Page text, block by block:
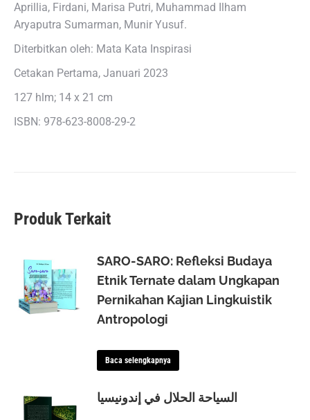
Aprillia, Firdani, Marisa Putri, Muhammad Ilham
Aryaputra Sumarman, Munir Yusuf.
Diterbitkan oleh: Mata Kata Inspirasi
Cetakan Pertama, Januari 2023
127 hlm; 14 x 21 cm
ISBN: 978-623-8008-29-2
Produk Terkait
SARO-SARO: Refleksi Budaya
Etnik Ternate dalam Ungkapan
Pernikahan Kajian Lingkuistik
Antropologi
Baca selengkapnya
السياحة الحلال في إندونيسيا